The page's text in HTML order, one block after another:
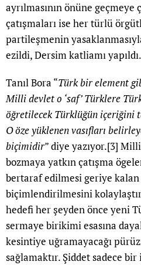
ayrılmasının önüne geçmeye
çatışmaları ise her türlü
partileşmenin
ezildi, Dersim katliamı yapıldı.
Tanıl Bora “Türk bir element
Milli devlet o ‘saf’ Türklere
öğretilecek Türklüğün içeriğini
O öze yüklenen vasıfları
biçimidir” diye yazıyor.[3]
bozmaya yatkın çatışma
bertaraf edilmesi geriye
biçimlendirilmesini
hedefi her şeyden önce yeni
sermaye birikimi esasına
kesintiye uğramayacağı
sağlamaktır. Şiddet sadece